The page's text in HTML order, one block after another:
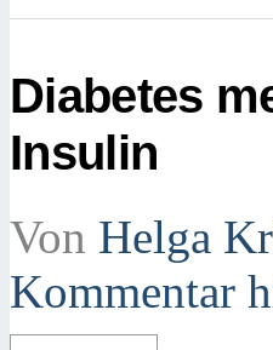
Diabetes
Insulin
Von Helga
Kommentar